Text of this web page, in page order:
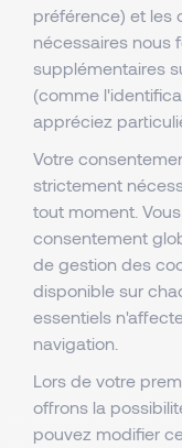
préférence) et les
nécessaires nous
supplémentaires
(comme
appréciez
Votre
strictement
tout moment.
consentement
de gestion des
disponible sur
essentiels
navigation.
Lors de votre
offrons la
pouvez modifier